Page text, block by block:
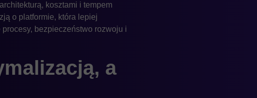
kosztami i tempem
o platformie, która lepiej
bezpieczeństwo rozwoju i
a